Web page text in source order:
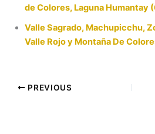
de Colores, Laguna Humantay
Valle Sagrado, Machupicchu,
Valle Rojo y Montaña De
PREVIOUS